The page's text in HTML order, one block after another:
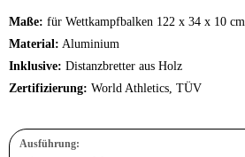
Maße: für Wettkampfbalken 122 x 34 x 10 cm
Material: Aluminium
Inklusive: Distanzbretter aus Holz
Zertifizierung: World Athletics, TÜV
Ausführung: